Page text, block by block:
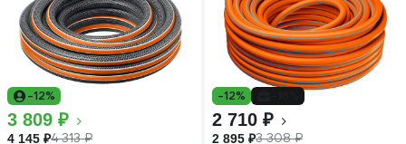
-12%
3 809 ₽
4 145 ₽4 313 ₽
-12%
2 710 ₽
2 895 ₽3 308 ₽